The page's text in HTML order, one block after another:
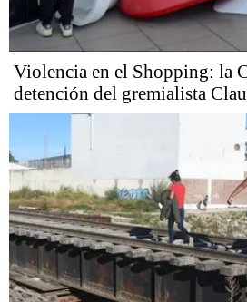
Violencia en el Shopping: la
detención del gremialista